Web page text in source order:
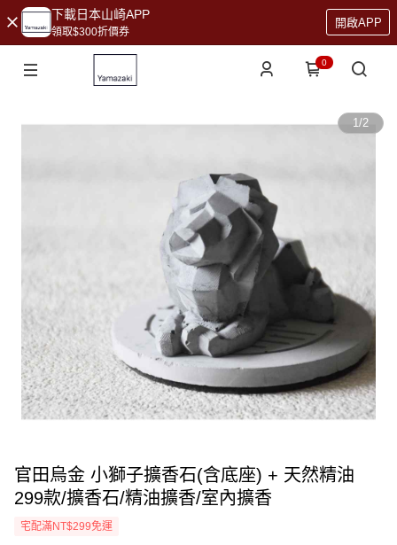
下載日本山崎APP
領取$300折價券
開啟APP
0
1/2
官田烏金 小獅子擴香石(含底座) + 天然精油
299款/擴香石/精油擴香/室內擴香
宅配滿NT$299免運